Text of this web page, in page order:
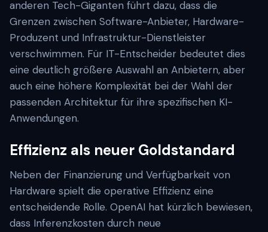
anderen Tech-Giganten führt dazu, dass die
Grenzen zwischen Software-Anbieter, Hardware-
Produzent und Infrastruktur-Dienstleister
verschwimmen. Für IT-Entscheider bedeutet dies
eine deutlich größere Auswahl an Anbietern, aber
auch eine höhere Komplexität bei der Wahl der
passenden Architektur für ihre spezifischen KI-
Anwendungen.
Effizienz als neuer Goldstandard
Neben der Finanzierung und Verfügbarkeit von
Hardware spielt die operative Effizienz eine
entscheidende Rolle. OpenAI hat kürzlich bewiesen,
dass Inferenzkosten durch neue